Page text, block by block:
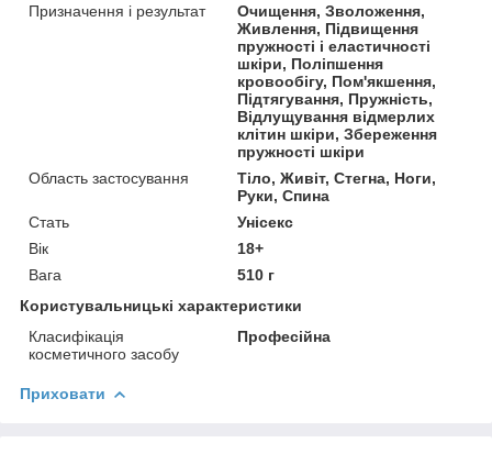
Призначення і результат
Очищення, Зволоження,
Живлення, Підвищення
пружності і еластичності
шкіри, Поліпшення
кровообігу, Пом'якшення,
Підтягування, Пружність,
Відлущування відмерлих
клітин шкіри, Збереження
пружності шкіри
Область застосування
Тіло, Живіт, Стегна, Ноги,
Руки, Спина
Стать
Унісекс
Вік
18+
Вага
510 г
Користувальницькі характеристики
Класифікація
косметичного засобу
Професійна
Приховати